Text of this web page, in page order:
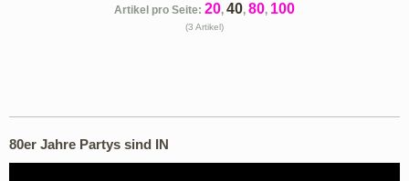
Artikel pro Seite: 20, 40, 80, 100
(3 Artikel)
80er Jahre Partys sind IN